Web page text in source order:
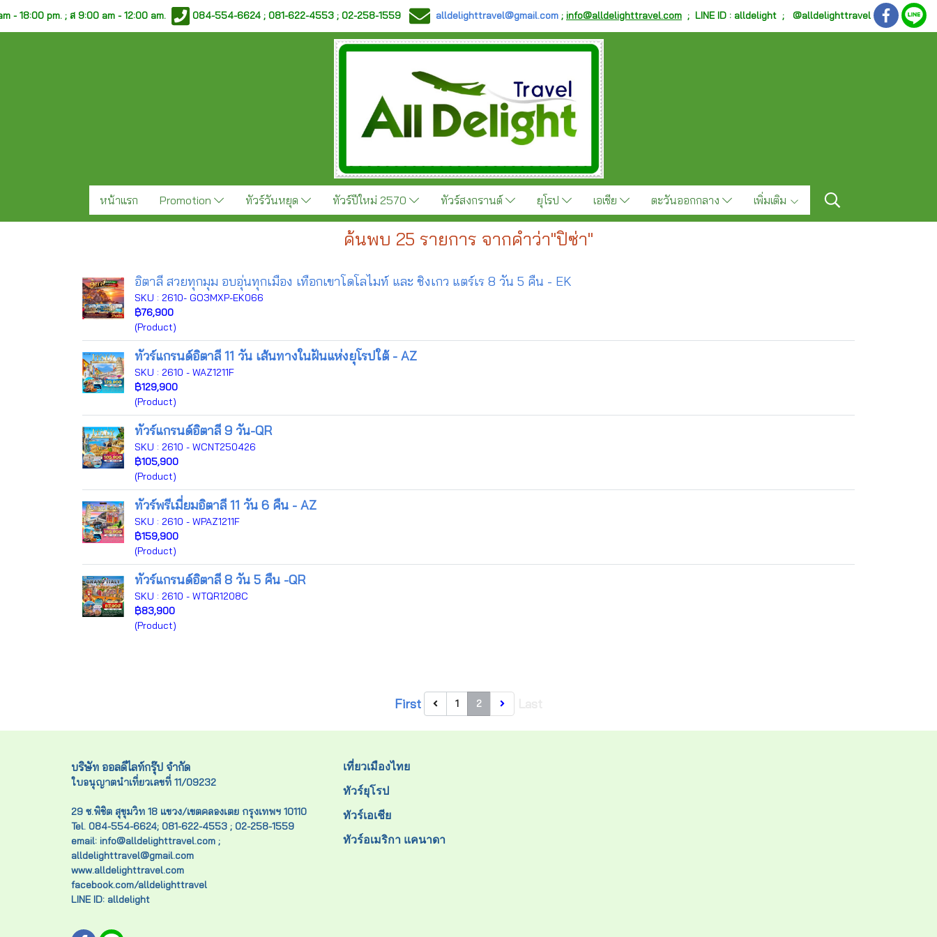
- 18:00 pm. ;ส 9:00 am - 12:00 am. 084-554-6624 ; 081-622-4553 ; 02-258-1559 alldelighttravel@gmail.com ; info@alldelighttravel.com ; LINE ID : alldelight ; @alldelighttravel
หน้าแรก Promotion ทัวร์วันหยุด ทัวร์ปีใหม่ 2570 ทัวร์สงกรานต์ ยุโรป เอเชีย ตะวันออกกลาง เพิ่มเติม
ค้นพบ 25 รายการ จากคำว่า"ปิซ่า"
อิตาลี สวยทุกมุม อบอุ่นทุกเมือง เทือกเขาโดโลไมท์ และ ชิงเกว แตร์เร 8 วัน 5 คืน - EK
SKU : 2610- GO3MXP-EK066
฿76,900
(Product)
ทัวร์แกรนด์อิตาลี 11 วัน เส้นทางในฝันแห่งยุโรปใต้ - AZ
SKU : 2610 - WAZ1211F
฿129,900
(Product)
ทัวร์แกรนด์อิตาลี 9 วัน-QR
SKU : 2610 - WCNT250426
฿105,900
(Product)
ทัวร์พรีเมี่ยมอิตาลี 11 วัน 6 คืน - AZ
SKU : 2610 - WPAZ1211F
฿159,900
(Product)
ทัวร์แกรนด์อิตาลี 8 วัน 5 คืน -QR
SKU : 2610 - WTQR1208C
฿83,900
(Product)
First 1 2
บริษัท ออลดีไลท์กรุ๊ป จำกัด
ใบอนุญาตนำเที่ยวเลขที่ 11/09232
29 ซ.พิชิต สุขุมวิท 18 แขวง/เขตคลองเตย กรุงเทพฯ 10110
Tel. 084-554-6624; 081-622-4553 ; 02-258-1559
email: info@alldelighttravel.com ;
alldelighttravel@gmail.com
www.alldelighttravel.com
facebook.com/alldelighttravel
LINE ID: alldelight
เที่ยวเมืองไทย
ทัวร์ยุโรป
ทัวร์เอเชีย
ทัวร์อเมริกา แคนาดา